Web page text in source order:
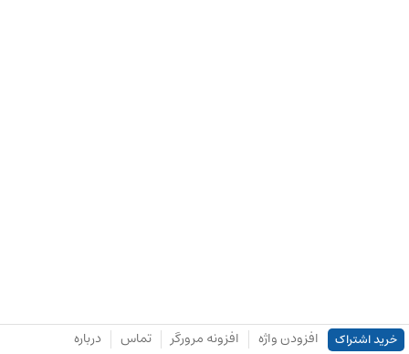
خرید اشتراک افزودن واژه افزونه مرورگر تماس درباره